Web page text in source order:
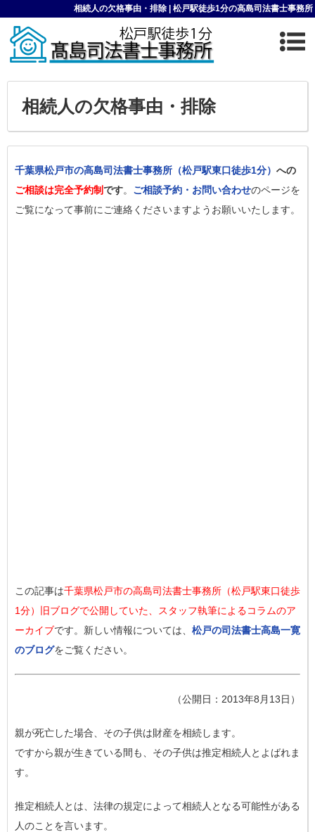
相続人の欠格事由・排除 | 松戸駅徒歩1分の高島司法書士事務所
相続人の欠格事由・排除
千葉県松戸市の高島司法書士事務所（松戸駅東口徒歩1分） への
ご相談は完全予約制です。 ご相談予約・お問い合わせのページを
ご覧になって事前にご連絡くださいますようお願いいたします。
この記事は千葉県松戸市の高島司法書士事務所（松戸駅東口徒歩
1分）旧ブログで公開していた、スタッフ執筆によるコラムのア
ーカイブです。新しい情報については、 松戸の司法書士高島一寛
のブログをご覧ください。
（公開日：2013年8月13日）
親が死亡した場合、その子供は財産を相続します。
ですから親が生きている間も、その子供は推定相続人とよばれま
す。
推定相続人とは、法律の規定によって相続人となる可能性がある
人のことを言います。